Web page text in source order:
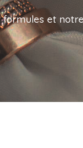
formules et